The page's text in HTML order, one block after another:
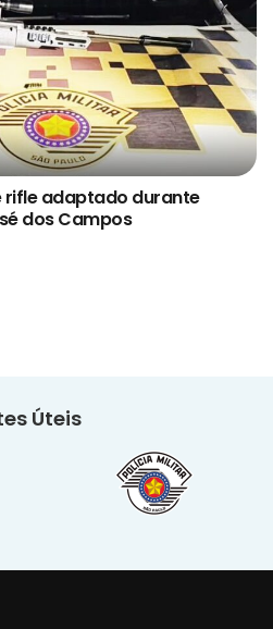
rifle adaptado durante
dos Campos
Úteis